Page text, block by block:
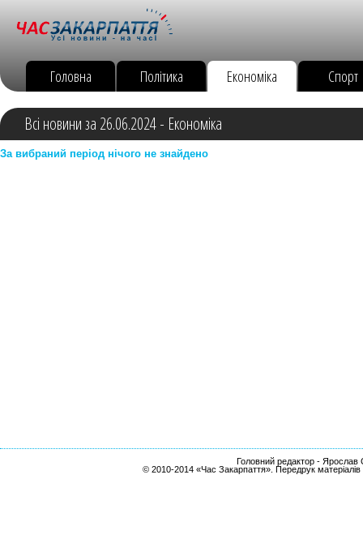
Головна Політика Економіка Спорт
Всі новини за 26.06.2024 - Економіка
За вибраний період нічого не знайдено
Головний редактор - Ярослав
© 2010-2014 «Час Закарпаття». Передрук